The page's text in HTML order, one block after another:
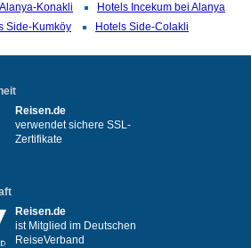
Konakli
Hotels Incekum bei Alanya
Side-Kumköy Hotels Side-Colakli
Reisen.de
verwendet sichere SSL-
Zertifikate
Reisen.de
ist Mitglied im Deutschen
ReiseVerband